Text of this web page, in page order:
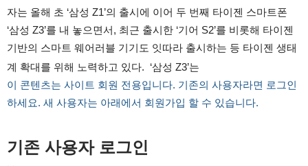
자는 올해 초 ‘삼성 Z1’의 출시에 이어 두 번째 타이젠 스마트폰
‘삼성 Z3’를 내 놓으면서, 최근 출시한 ‘기어 S2’를 비롯해 타이젠
기반의 스마트 웨어러블 기기도 잇따라 출시하는 등 타이젠 생태
계 확대를 위해 노력하고 있다. ‘삼성 Z3’는
이 콘텐츠는 사이트 회원 전용입니다. 기존의 사용자라면 로그인
하세요. 새 사용자는 아래에서 회원가입 할 수 있습니다.
기존 사용자 로그인